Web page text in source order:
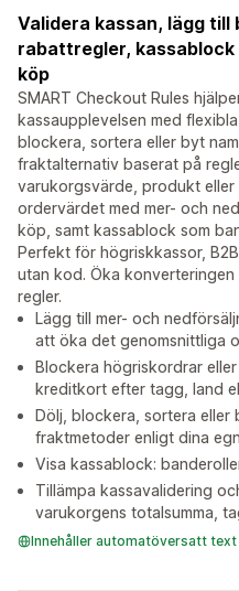
Validera kassan, lägg
rabattregler,
köp
SMART Checkout Rules
kassaupplevelsen med
blockera, sortera eller byt
fraktalternativ baserat på
varukorgsvärde, produkt
ordervärdet med mer- och
köp, samt kassablock som
Perfekt för högriskkassor,
utan kod. Öka
regler.
Lägg till mer- och
att öka det genomsnittliga
Blockera högriskordrar
kreditkort efter tagg, land
Dölj, blockera, sortera
fraktmetoder enligt dina
Visa kassablock:
Tillämpa kassavalidering
varukorgens totalsumma,
Innehåller automatöversatt text